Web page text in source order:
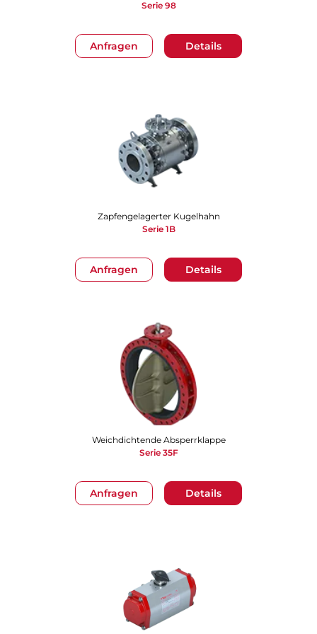
Anfragen Details
Serie 98
Anfragen Details
Zapfengelagerter Kugelhahn
Serie 1B
Anfragen Details
Weichdichtende Absperrklappe
Serie 35F